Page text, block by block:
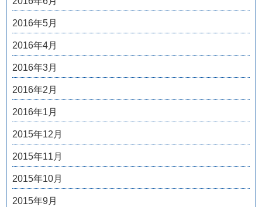
2016年5月
2016年4月
2016年3月
2016年2月
2016年1月
2015年12月
2015年11月
2015年10月
2015年9月